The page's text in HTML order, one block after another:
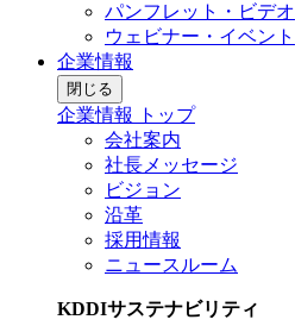
パンフレット・ビデオ
ウェビナー・イベント
企業情報
閉じる
企業情報 トップ
会社案内
社長メッセージ
ビジョン
沿革
採用情報
ニュースルーム
KDDIサステナビリティ